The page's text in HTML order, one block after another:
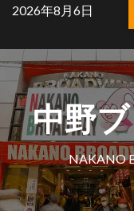
2026年8月6日
中野
NAKANO